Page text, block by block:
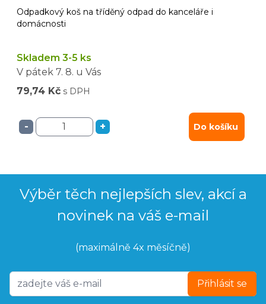
Odpadkový koš na tříděný odpad do kanceláře i
domácnosti
Skladem 3-5 ks
V pátek 7. 8. u Vás
79,74 Kč s DPH
- + Do košíku
Výběr těch nejlepších slev, akcí a
novinek na váš e-mail
(maximálně 4x měsíčně)
Přihlásit se